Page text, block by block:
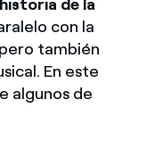
de la
con la
también
En este
algunos de